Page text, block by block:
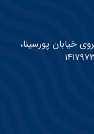
خیابان ۱۶ آذر، روبروی خیابان پورسینا،